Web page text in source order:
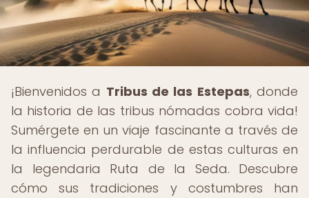
¡Bienvenidos a Tribus de las Estepas, donde
la historia de las tribus nómadas cobra vida!
Sumérgete en un viaje fascinante a través de
la influencia perdurable de estas culturas en
la legendaria Ruta de la Seda. Descubre
cómo sus tradiciones y costumbres han